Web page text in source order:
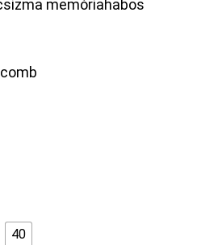
memóriahabos
40